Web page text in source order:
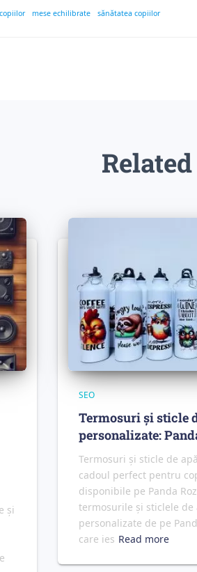
mese echilibrate sănătatea copiilor
și
SEO
Termosuri și sticle
personalizate:
Termosuri și sticle de
cadoul perfect pentru
disponibile pe Panda
termosurile și sticlele de
personalizate de pe
care ies Read more